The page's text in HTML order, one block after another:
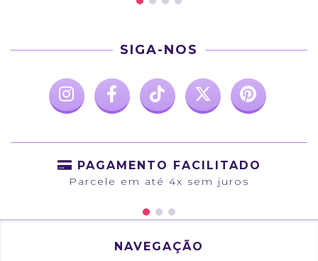
SIGA-NOS
PAGAMENTO FACILITADO
Parcele em até 4x sem juros
NAVEGAÇÃO